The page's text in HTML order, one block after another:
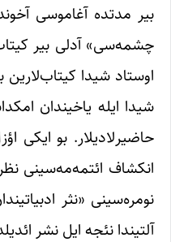
بیر مدتده آغاموسی
چشمه‌سی» آدلی بیر کیتاب
اوستاد شیدا
شیدا ایله یاخیندان
انکشاف ائتمه‌مه‌سینی
نومره‌سینی «نثر
آلتیندا نئجه ایل نشر